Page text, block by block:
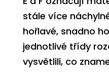
stále více
hořlavé, snadno
jednotlivé třídy
vysvětlili, co